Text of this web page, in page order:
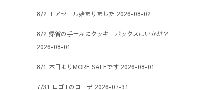
8/2 モアセール始まりました 2026-08-02
8/2 帰省の手土産にクッキーボックスはいかが？
2026-08-01
8/1 本日よりMORE SALEです 2026-08-01
7/31 ロゴTのコーデ 2026-07-31